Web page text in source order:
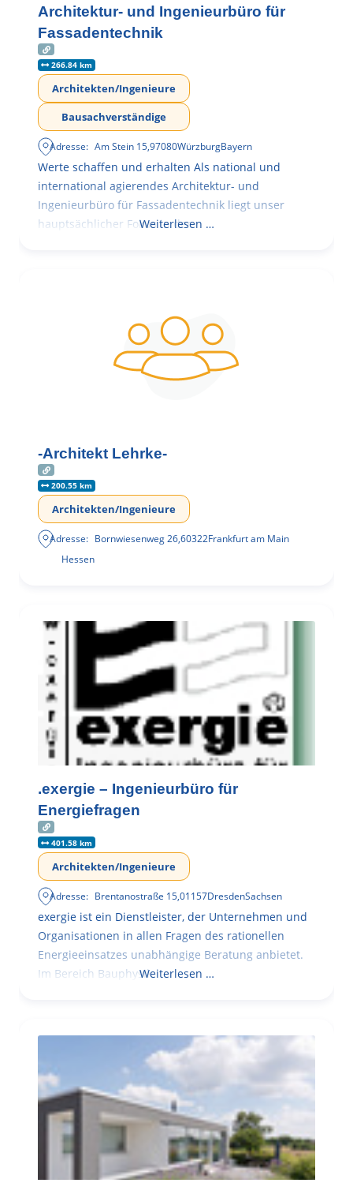
Architektur- und Ingenieurbüro für
Fassadentechnik
266.84 km
Architekten/Ingenieure
Bausachverständige
Adresse: Am Stein 15,97080WürzburgBayern
Werte schaffen und erhalten Als national und
international agierendes Architektur- und
Ingenieurbüro für Fassadentechnik liegt unser
hauptsächlicher Fokus in der
Weiterlesen …
-Architekt Lehrke-
200.55 km
Architekten/Ingenieure
Adresse: Bornwiesenweg 26,60322Frankfurt am Main
Hessen
.exergie – Ingenieurbüro für
Energiefragen
401.58 km
Architekten/Ingenieure
Adresse: Brentanostraße 15,01157DresdenSachsen
exergie ist ein Dienstleister, der Unternehmen und
Organisationen in allen Fragen des rationellen
Energieeinsatzes unabhängige Beratung anbietet.
Im Bereich BauphysikWeiterlesen …